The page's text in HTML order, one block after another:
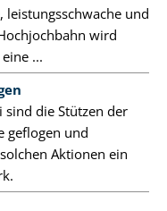
und
wird
...
sind die Stützen der
geflogen und
Aktionen ein